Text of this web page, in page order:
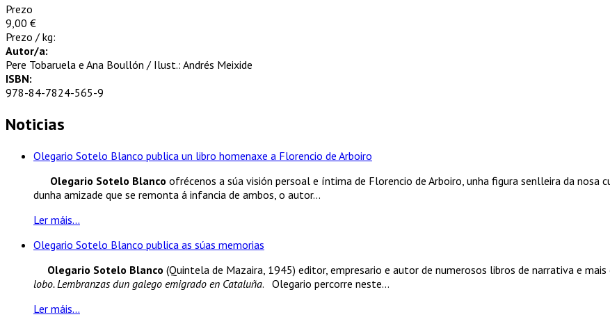
Prezo
9,00 €
Prezo / kg:
Autor/a:
Pere Tobaruela e Ana Boullón / Ilust.: Andrés Meixide
ISBN:
978-84-7824-565-9
Noticias
Olegario Sotelo Blanco publica un libro homenaxe a Florencio de Arboiro
Olegario Sotelo Blanco ofrécenos a súa visión persoal e íntima de Florencio de Arboiro, unha figura senlleira da nosa
dunha amizade que se remonta á infancia de ambos, o autor...
Ler máis...
Olegario Sotelo Blanco publica as súas memorias
Olegario Sotelo Blanco (Quintela de Mazaira, 1945) editor, empresario e autor de numerosos libros de narrativa e
lobo. Lembranzas dun galego emigrado en Cataluña. Olegario percorre neste...
Ler máis...